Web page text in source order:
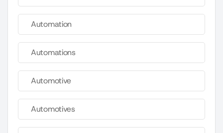
Automation
Automations
Automotive
Automotives